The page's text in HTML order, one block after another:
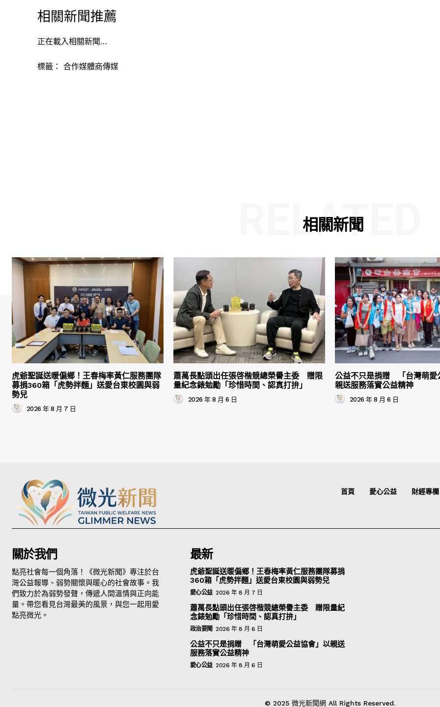
相關新聞推薦
正在載入相關新聞…
標籤： 合作媒體商傳媒
相關新聞
RELATED
虎爺聖誕送暖偏鄉！王春梅率黃仁服務團隊
募捐360箱「虎勢拌麵」送愛台東校園與弱
勢兒
2026 年 8 月 7 日
蕭萬長點頭出任張啓楷競總榮譽主委 贈限
量紀念錶勉勵「珍惜時間、認真打拚」
2026 年 8 月 6 日
公益不只是捐贈 「台灣萌愛
親送服務落實公益精神
2026 年 8 月 6 日
首頁 愛心公益 財經專欄
關於我們
點亮社會每一個角落！《微光新聞》專注於台
灣公益報導、弱勢關懷與暖心的社會故事。我
們致力於為弱勢發聲，傳遞人間溫情與正向能
量。帶您看見台灣最美的風景，與您一起用愛
點亮微光。
最新
虎爺聖誕送暖偏鄉！王春梅率黃仁服務團隊募捐
360箱「虎勢拌麵」送愛台東校園與弱勢兒
愛心公益 2026 年 8 月 7 日
蕭萬長點頭出任張啓楷競總榮譽主委 贈限量紀
念錶勉勵「珍惜時間、認真打拚」
政治要聞 2026 年 8 月 6 日
公益不只是捐贈 「台灣萌愛公益協會」以親送
服務落實公益精神
愛心公益 2026 年 8 月 6 日
© 2025 微光新聞網 All Rights Reserved.